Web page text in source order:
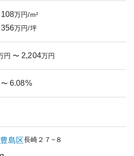
しています。末長く快適に暮らす
る計画的なメンテナンスの実施が
108万円/m²
356万円/坪
円 〜 2,204万円
〜 6.08%
豊島区長崎２７−８